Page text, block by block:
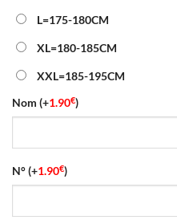
L=175-180CM
XL=180-185CM
XXL=185-195CM
Nom (+1.90€)
N°(+1.90€)